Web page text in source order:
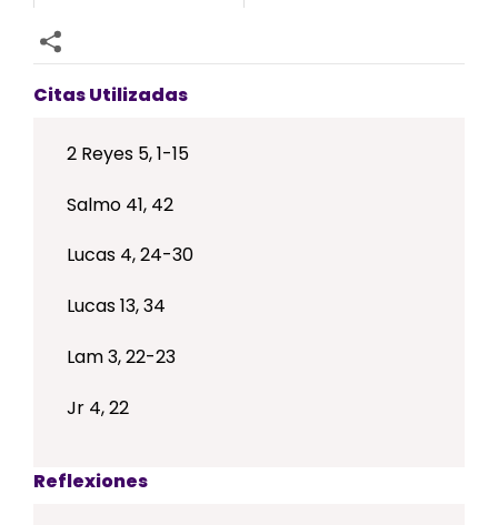
Citas Utilizadas
2 Reyes 5, 1-15
Salmo 41, 42
Lucas 4, 24-30
Lucas 13, 34
Lam 3, 22-23
Jr 4, 22
Reflexiones